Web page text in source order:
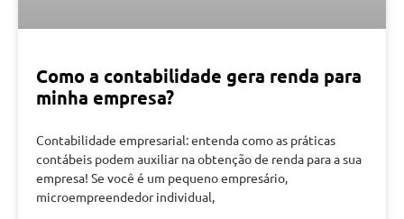
Como a contabilidade gera renda para
minha empresa?
Contabilidade empresarial: entenda como as práticas
contábeis podem auxiliar na obtenção de renda para a sua
empresa! Se você é um pequeno empresário,
microempreendedor individual,